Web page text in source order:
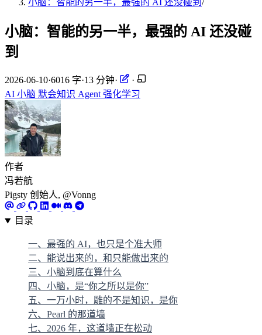
小脑：智能的另一半，最强的 AI 还没碰
到
2026-06-10·6016 字·13 分钟·
·
AI 小脑 默会知识 Agent强化学习
作者
冯若航
Pigsty 创始人, @Vonng
目录
一、最强的 AI，也只是个准大师
二、能说出来的，和只能做出来的
三、小脑到底在算什么
四、小脑，是“你之所以是你”
五、一万小时，雕的不是知识，是你
六、Pearl 的那道墙
七、2026 年，这道墙正在松动